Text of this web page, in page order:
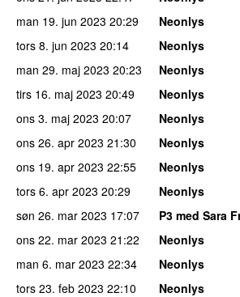
man 19. jun 2023 20:29
Neonlys
tors 8. jun 2023 20:14
Neonlys
man 29. maj 2023 20:23
Neonlys
tirs 16. maj 2023 20:49
Neonlys
ons 3. maj 2023 20:07
Neonlys
ons 26. apr 2023 21:30
Neonlys
ons 19. apr 2023 22:55
Neonlys
tors 6. apr 2023 20:29
Neonlys
søn 26. mar 2023 17:07
P3 med Sara
ons 22. mar 2023 21:22
Neonlys
man 6. mar 2023 22:34
Neonlys
tors 23. feb 2023 22:10
Neonlys